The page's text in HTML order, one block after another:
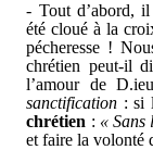
- Tout d’abord,
été cloué à la
pécheresse !
chrétien peut-il
l’amour de
sanctification : si
chrétien : «
et faire la volonté